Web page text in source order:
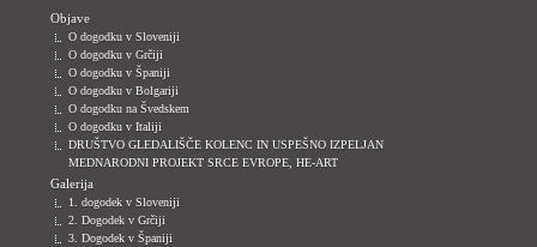
Objave
O dogodku v Sloveniji
O dogodku v Grčiji
O dogodku v Španiji
O dogodku v Bolgariji
O dogodku na Švedskem
O dogodku v Italiji
DRUŠTVO GLEDALIŠČE KOLENC IN USPEŠNO IZPELJAN
MEDNARODNI PROJEKT SRCE EVROPE, HE-ART
Galerija
1. dogodek v Sloveniji
2. Dogodek v Grčiji
3. Dogodek v Španiji